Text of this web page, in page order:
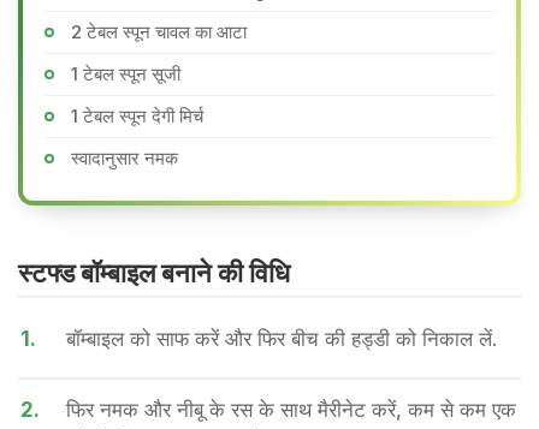
2 टेबल स्पून चावल का आटा
1 टेबल स्पून सूजी
1 टेबल स्पून देगी मिर्च
स्वादानुसार नमक
स्टफ्ड बॉम्बाइल बनाने की वि​धि
1. बॉम्बाइल को साफ करें और फिर बीच की हड्डी को निकाल लें.
2.
फिर नमक और नीबू के रस के साथ मैरीनेट करें, कम से कम एक